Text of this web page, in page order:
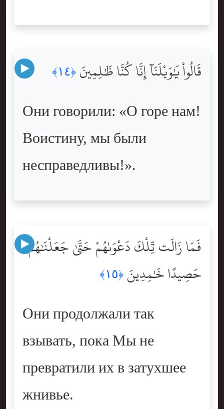
قَالُواْ يَٰوَيْلَنَآ إِنَّا كُنَّا ظَٰلِمِينَ ﴿١٤﴾
Они говорили: «О горе нам!
Воистину, мы были
несправедливы!».
فَمَا زَالَت تِّلْكَ دَعْوَىٰهُمْ حَتَّىٰ جَعَلْنَٰهُمْ
حَصِيدًا خَٰمِدِينَ ﴿١٥﴾
Они продолжали так
взывать, пока Мы не
превратили их в затухшее
жнивье.